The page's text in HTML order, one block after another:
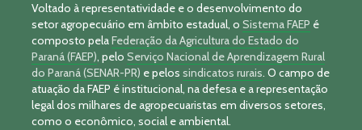
Voltado à representatividade e o desenvolvimento do
setor agropecuário em âmbito estadual, o Sistema FAEP é
composto pelaFederação da Agricultura do Estado do
Paraná (FAEP), pelo Serviço Nacional de Aprendizagem Rural
do Paraná (SENAR-PR) e pelos sindicatos rurais. O campo de
atuação da FAEP é institucional, na defesa e a representação
legal dos milhares de agropecuaristas em diversos setores,
como o econômico, social e ambiental.